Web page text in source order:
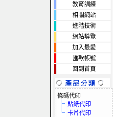
教育訓練
相關網站
進階技術
網站導覽
加入最愛
匯款帳號
回到首頁
條碼代印
貼紙代印
卡片代印